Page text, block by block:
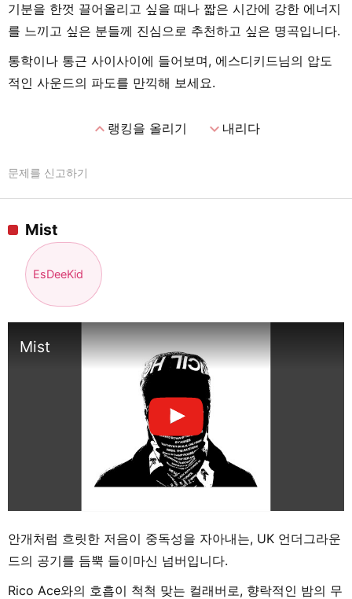
기분을 한껏 끌어올리고 싶을 때나 짧은 시간에 강한 에너지
를 느끼고 싶은 분들께 진심으로 추천하고 싶은 명곡입니다.
통학이나 통근 사이사이에 들어보며, 에스디키드님의 압도
적인 사운드의 파도를 만끽해 보세요.
expand_less랭킹을 올리기 expand_more내리다
문제를 신고하기
Mist
EsDeeKid
Mist
안개처럼 흐릿한 저음이 중독성을 자아내는, UK 언더그라운
드의 공기를 듬뿍 들이마신 넘버입니다.
Rico Ace와의 호흡이 척척 맞는 컬래버로, 향락적인 밤의 무